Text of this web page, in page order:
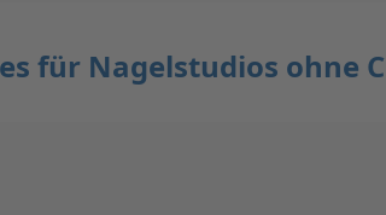
für Nagelstudios ohne